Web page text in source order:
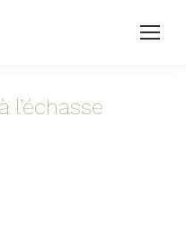
l’échasse